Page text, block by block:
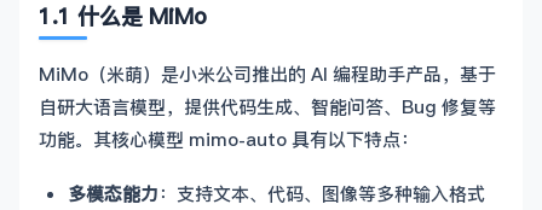
1.1 什么是 MiMo
MiMo（米萌）是小米公司推出的 AI 编程助手产品，基于
自研大语言模型，提供代码生成、智能问答、Bug 修复等
功能。其核心模型 mimo-auto 具有以下特点：
多模态能力 ：支持文本、代码、图像等多种输入格式